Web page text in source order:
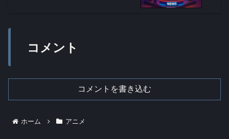
コメント
コメントを書き込む
ホーム アニメ